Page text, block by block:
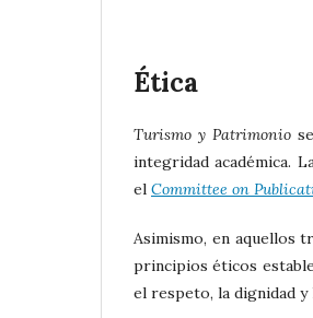
Ética
Turismo y Patrimonio
integridad académica.
el Committee on
Asimismo, en aquellos
principios éticos
el respeto, la dignidad